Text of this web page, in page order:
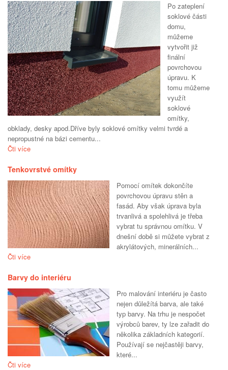
Po zateplení
soklové části
domu,
můžeme
vytvořit již
finální
povrchovou
úpravu. K
tomu můžeme
využít
soklové
omítky,
obklady, desky apod.Dříve byly soklové omítky velmi tvrdé a
nepropustné na bázi cementu...
Čti více
Tenkovrstvé omítky
Pomocí omítek dokončíte
povrchovou úpravu stěn a
fasád. Aby však úprava byla
trvanlivá a spolehlivá je třeba
vybrat tu správnou omítku. V
dnešní době si můžete vybrat z
akrylátových, minerálních...
Čti více
Barvy do interiéru
Pro malování interiéru je často
nejen důležítá barva, ale také
typ barvy. Na trhu je nespočet
výrobců barev, ty lze zařadit do
několika základních kategorií.
Používají se nejčastěji barvy,
které...
Čti více